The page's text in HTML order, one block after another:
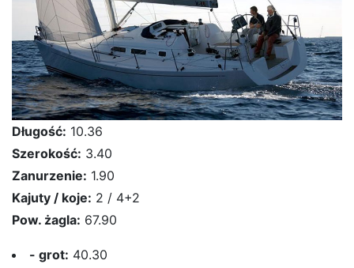
Długość: 10.36
Szerokość: 3.40
Zanurzenie: 1.90
Kajuty / koje: 2 / 4+2
Pow. żagla: 67.90
- grot: 40.30